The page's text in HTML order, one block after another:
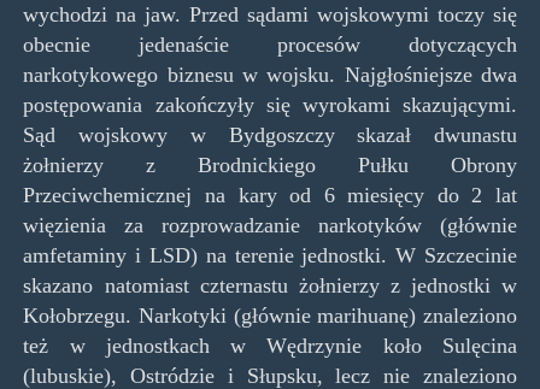
wychodzi na jaw. Przed sądami wojskowymi toczy się
obecnie jedenaście procesów dotyczących
narkotykowego biznesu w wojsku. Najgłośniejsze dwa
postępowania zakończyły się wyrokami skazującymi.
Sąd wojskowy w Bydgoszczy skazał dwunastu
żołnierzy z Brodnickiego Pułku Obrony
Przeciwchemicznej na kary od 6 miesięcy do 2 lat
więzienia za rozprowadzanie narkotyków (głównie
amfetaminy i LSD) na terenie jednostki. W Szczecinie
skazano natomiast czternastu żołnierzy z jednostki w
Kołobrzegu. Narkotyki (głównie marihuanę) znaleziono
też w jednostkach w Wędrzynie koło Sulęcina
(lubuskie), Ostródzie i Słupsku, lecz nie znaleziono